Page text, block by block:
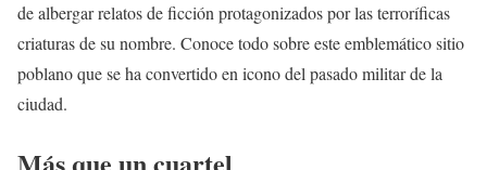
de albergar relatos de ficción protagonizados por las terroríficas
criaturas de su nombre. Conoce todo sobre este emblemático sitio
poblano que se ha convertido en icono del pasado militar de la
ciudad.